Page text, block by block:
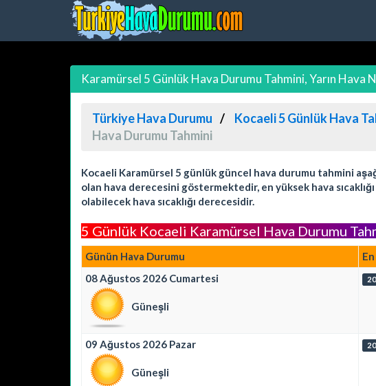
Karamürsel 5 Günlük Hava Durumu Tahmini, Yarın Hava
Türkiye Hava Durumu Kocaeli 5 Günlük Hava
Hava Durumu Tahmini
Kocaeli Karamürsel 5 günlük güncel hava durumu tahmini
olan hava derecesini göstermektedir, en yüksek hava
olabilecek hava sıcaklığı derecesidir.
5 Günlük Kocaeli Karamürsel Hava Durumu
Günün Hava Durumu
08 Ağustos 2026 Cumartesi
Güneşli
09 Ağustos 2026 Pazar
Güneşli